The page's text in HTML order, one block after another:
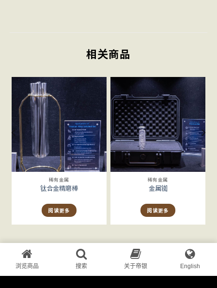
相关商品
稀有金属
钛合金精磨棒
阅读更多
稀有金属
金属铷
阅读更多
浏览商品 搜索 关于帝银 English